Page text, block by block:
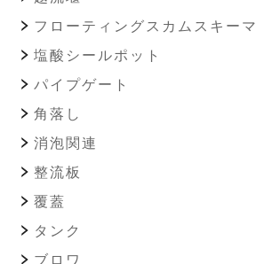
フローティングスカムスキーマ
塩酸シールポット
パイプゲート
角落し
消泡関連
整流板
覆蓋
タンク
ブロワ